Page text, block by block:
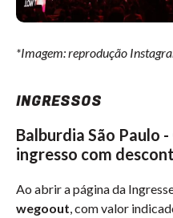
*Imagem: reprodução
INGRESSOS
Balburdia São Paulo
ingresso com
Ao abrir a página da
wegoout , com valor